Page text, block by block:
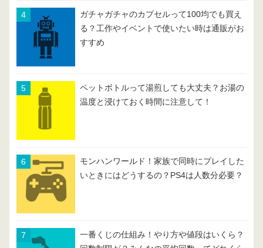
ガチャガチャのカプセルって100均でも買え
る？工作やイベントで使いたい時は通販がお
すすめ
ペットボトルって湯煎しても大丈夫？お湯の
温度と浸けておく時間に注意して！
モンハンワールド！家族で同時にプレイした
いときにはどうするの？PS4は人数分必要？
一番くじの仕組み！やり方や値段はいくら？